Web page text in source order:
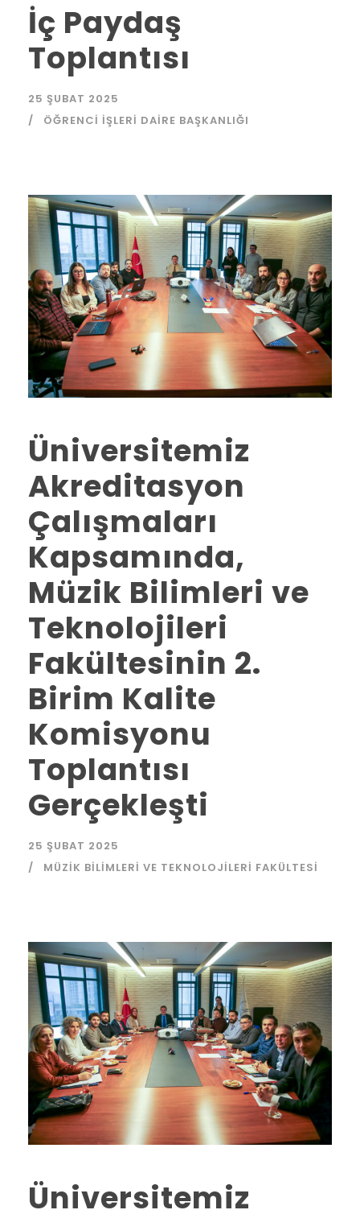
İç Paydaş
Toplantısı
25 ŞUBAT 2025
ÖĞRENCI İŞLERI DAIRE BAŞKANLIĞI
Üniversitemiz
Akreditasyon
Çalışmaları
Kapsamında,
Müzik Bilimleri ve
Teknolojileri
Fakültesinin 2.
Birim Kalite
Komisyonu
Toplantısı
Gerçekleşti
25 ŞUBAT 2025
MÜZIK BILIMLERI VE TEKNOLOJILERI FAKÜLTESI
Üniversitemiz